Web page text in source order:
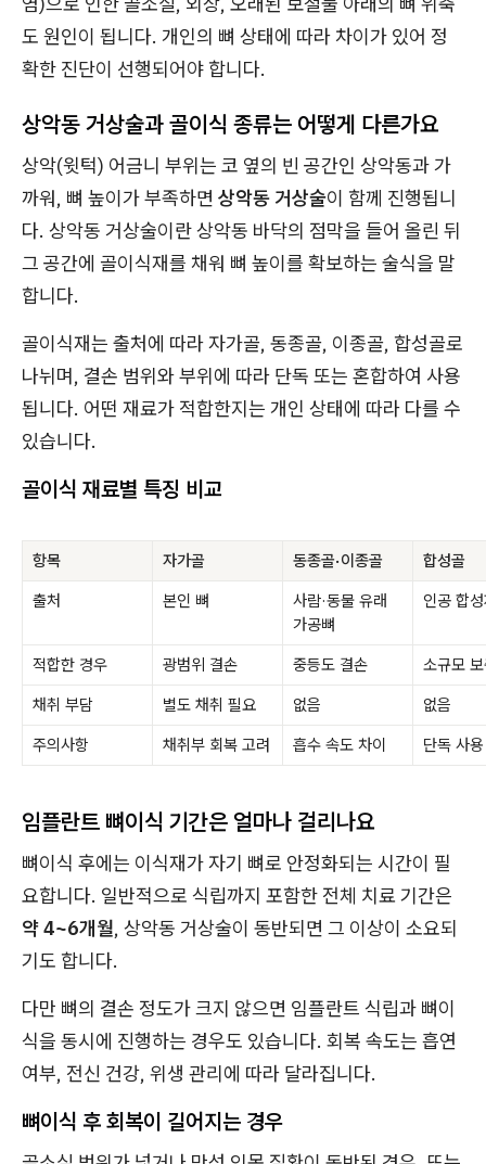
도 원인이 됩니다. 개인의 뼈 상태에 따라 차이가 있어 정
확한 진단이 선행되어야 합니다.
상악동 거상술과 골이식 종류는 어떻게 다른가요
상악(윗턱) 어금니 부위는 코 옆의 빈 공간인 상악동과 가
까워, 뼈 높이가 부족하면 상악동 거상술이 함께 진행됩니
다. 상악동 거상술이란 상악동 바닥의 점막을 들어 올린 뒤
그 공간에 골이식재를 채워 뼈 높이를 확보하는 술식을 말
합니다.
골이식재는 출처에 따라 자가골, 동종골, 이종골, 합성골로
나뉘며, 결손 범위와 부위에 따라 단독 또는 혼합하여 사용
됩니다. 어떤 재료가 적합한지는 개인 상태에 따라 다를 수
있습니다.
골이식 재료별 특징 비교
항목 자가골 동종골·이종골
합성골
출처
본인 뼈
사람·동물 유래
가공뼈
인공 합
적합한 경우 광범위 결손 중등도 결손
소규모
채취 부담
별도 채취 필요 없음
없음
주의사항
채취부 회복 고려 흡수 속도 차이 단독 사
임플란트 뼈이식 기간은 얼마나 걸리나요
뼈이식 후에는 이식재가 자기 뼈로 안정화되는 시간이 필
요합니다. 일반적으로 식립까지 포함한 전체 치료 기간은
약 4~6개월, 상악동 거상술이 동반되면 그 이상이 소요되
기도 합니다.
다만 뼈의 결손 정도가 크지 않으면 임플란트 식립과 뼈이
식을 동시에 진행하는 경우도 있습니다. 회복 속도는 흡연
여부, 전신 건강, 위생 관리에 따라 달라집니다.
뼈이식 후 회복이 길어지는 경우